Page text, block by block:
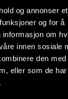
og annonser et
og for å
om
innen sosiale
den med
eller som de
vil
av artikler.